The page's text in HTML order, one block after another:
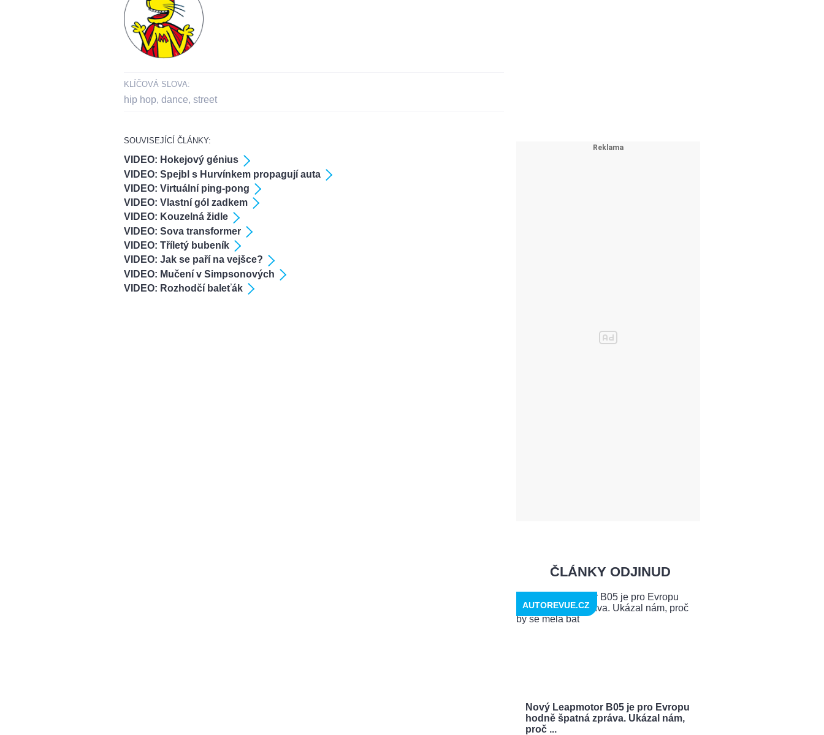
KLÍČOVÁ SLOVA:
hip hop, dance, street
SOUVISEJÍCÍ ČLÁNKY:
VIDEO: Hokejový génius
VIDEO: Spejbl s Hurvínkem propagují auta
VIDEO: Virtuální ping-pong
VIDEO: Vlastní gól zadkem
VIDEO: Kouzelná židle
VIDEO: Sova transformer
VIDEO: Tříletý bubeník
VIDEO: Jak se paří na vejšce?
VIDEO: Mučení v Simpsonových
VIDEO: Rozhodčí baleťák
ČLÁNKY ODJINUD
Nový Leapmotor B05 je pro Evropu
hodně špatná zpráva. Ukázal nám,
proč ...
AUTOREVUE.CZ